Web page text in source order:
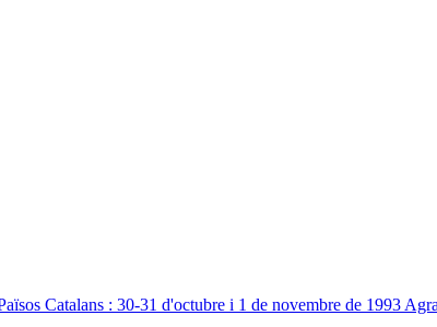
Catalans : 30-31 d'octubre i 1 de novembre de 1993